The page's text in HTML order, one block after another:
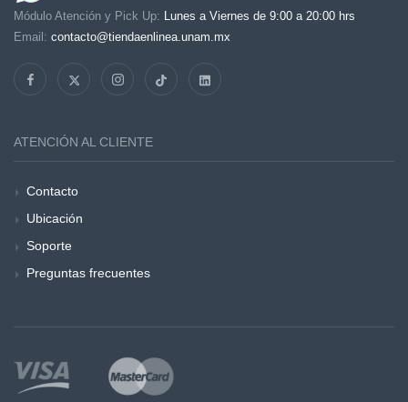
Módulo Atención y Pick Up: Lunes a Viernes de 9:00 a 20:00 hrs
Email: contacto@tiendaenlinea.unam.mx
ATENCIÓN AL CLIENTE
Contacto
Ubicación
Soporte
Preguntas frecuentes